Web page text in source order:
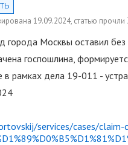
19.09.2024, статью прочли
города Москвы оставил
госпошлина,
рамках дела 19-011 -
services/cases/